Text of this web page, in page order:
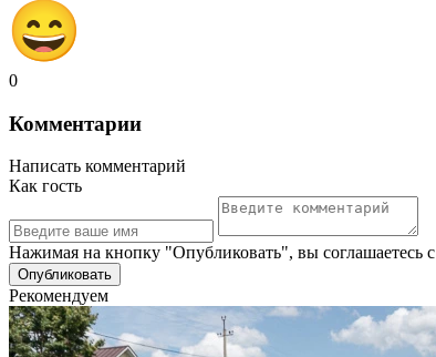
0
Комментарии
Написать комментарий
Как гость
Нажимая на кнопку "Опубликовать", вы соглашаетесь с
Рекомендуем